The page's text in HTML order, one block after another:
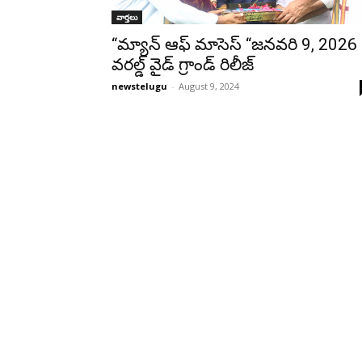
వార్తలు
“మ్యాన్ ఆఫ్ మాసెస్ “జ‌న‌వ‌రి 9, 2026
వ‌ర‌ల్డ్ వైడ్ గ్రాండ్ రిలీజ్
newstelugu - August 9, 2024